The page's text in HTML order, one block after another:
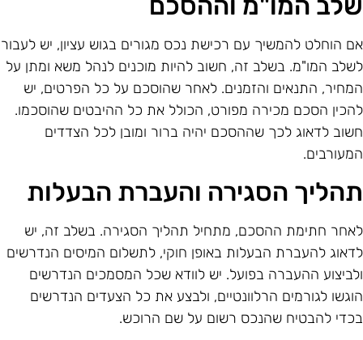
הוחלט להמשיך עם רכישת נכס מגורים בגוש עציון, יש לעבור
המו"מ. בשלב זה, חשוב להיות מוכנים לנהל משא ומתן על
התנאים והזמנים. לאחר שהוסכם על כל הפרטים, יש
הסכם מכירה מפורט, הכולל את כל ההיבטים שהוסכמו.
לדאוג לכך שההסכם יהיה ברור ומובן לכל הצדדים
הסגירה והעברת הבעלות
חתימת ההסכם, מתחיל תהליך הסגירה. בשלב זה, יש
להעברת הבעלות באופן חוקי, לתשלום המיסים הנדרשים
ההעברה בפועל. יש לוודא שכל המסמכים הנדרשים
לגורמים הרלוונטיים, ולבצע את כל הצעדים הנדרשים
להבטיח שהנכס רשום על שם הרוכש.